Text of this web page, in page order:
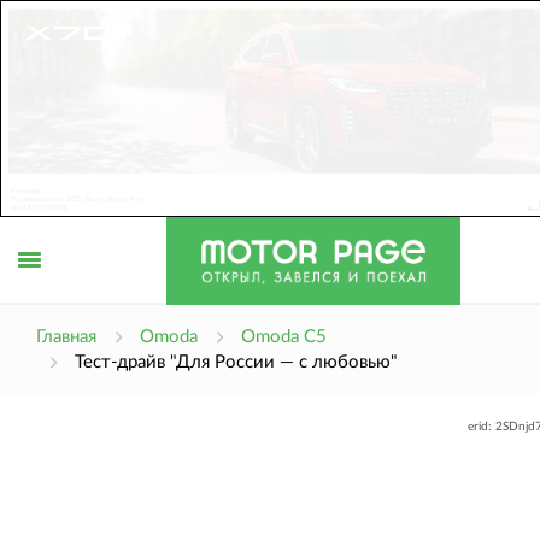
Главная Omoda
Omoda C5
Тест-драйв "Для России — с любовью"
erid: